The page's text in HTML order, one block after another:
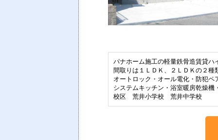
パナホーム施工の軽量鉄骨造賃貸ハ
間取りは１ＬＤＫ、２ＬＤＫの２種
オートロック・オール電化・防犯ペ
システムキッチン・浴室暖房乾燥
校区 荒井小学校 荒井中学校